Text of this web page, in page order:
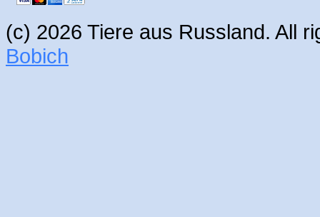
(c) 2026 Tiere aus Russland. All
Bobich